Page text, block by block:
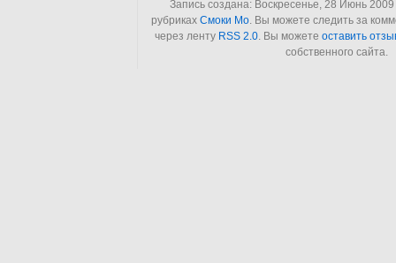
Запись создана: Воскресенье, 28 Июнь 2009
рубриках Смоки Мо. Вы можете следить за
через ленту RSS 2.0. Вы можете оставить
собственного сайта.